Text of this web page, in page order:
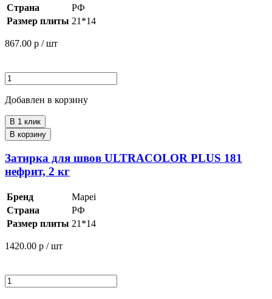
Страна
РФ
Размер плиты 21*14
867.00 р / шт
Добавлен в корзину
В 1 клик
В корзину
Затирка для швов ULTRACOLOR PLUS 181
нефрит, 2 кг
Бренд
Mapei
Страна
РФ
Размер плиты 21*14
1420.00 р / шт